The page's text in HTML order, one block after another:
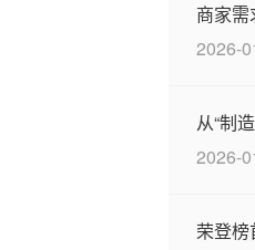
商家需
2026-
从“制
2026-
荣登